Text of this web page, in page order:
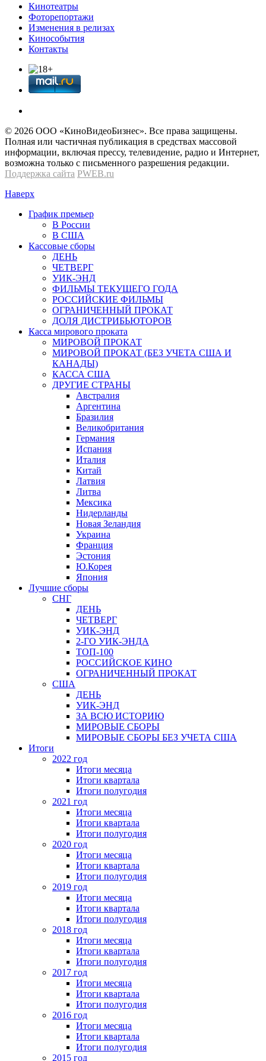
Кинотеатры
Фоторепортажи
Изменения в релизах
Кинособытия
Контакты
© 2026 OOО «КиноВидеоБизнес». Все права защищены.
Полная или частичная публикация в средствах массовой
информации, включая прессу, телевидение, радио и Интернет,
возможна только с письменного разрешения редакции.
Поддержка сайта PWEB.ru
Наверх
График премьер
В России
В США
Кассовые сборы
ДЕНЬ
ЧЕТВЕРГ
УИК-ЭНД
ФИЛЬМЫ ТЕКУЩЕГО ГОДА
РОССИЙСКИЕ ФИЛЬМЫ
ОГРАНИЧЕННЫЙ ПРОКАТ
ДОЛЯ ДИСТРИБЬЮТОРОВ
Касса мирового проката
МИРОВОЙ ПРОКАТ
МИРОВОЙ ПРОКАТ (БЕЗ УЧЕТА США И
КАНАДЫ)
КАССА США
ДРУГИЕ СТРАНЫ
Австралия
Аргентина
Бразилия
Великобритания
Германия
Испания
Италия
Китай
Латвия
Литва
Мексика
Нидерланды
Новая Зеландия
Украина
Франция
Эстония
Ю.Корея
Япония
Лучшие сборы
СНГ
ДЕНЬ
ЧЕТВЕРГ
УИК-ЭНД
2-ГО УИК-ЭНДА
ТОП-100
РОССИЙСКОЕ КИНО
ОГРАНИЧЕННЫЙ ПРОКАТ
США
ДЕНЬ
УИК-ЭНД
ЗА ВСЮ ИСТОРИЮ
МИРОВЫЕ СБОРЫ
МИРОВЫЕ СБОРЫ БЕЗ УЧЕТА США
Итоги
2022 год
Итоги месяца
Итоги квартала
Итоги полугодия
2021 год
Итоги месяца
Итоги квартала
Итоги полугодия
2020 год
Итоги месяца
Итоги квартала
Итоги полугодия
2019 год
Итоги месяца
Итоги квартала
Итоги полугодия
2018 год
Итоги месяца
Итоги квартала
Итоги полугодия
2017 год
Итоги месяца
Итоги квартала
Итоги полугодия
2016 год
Итоги месяца
Итоги квартала
Итоги полугодия
2015 год